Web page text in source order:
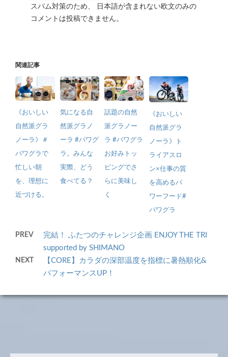
スパム対策のため、 日本語が含まれない欧文のみの
コメントは投稿できません。
関連記事
《おいしい
自然派グラ
ノーラ》＃
パワグラで
忙しい朝
を、理想に
近づける。
気になる自
然派グラノ
ーラ #パワグ
ラ。みんな
実際、どう
食べてる？
話題の自然
派グラノー
ラ #パワグラ
お好みトッ
ピングでさ
らに美味し
く
《おいしい
自然派グラ
ノーラ》ト
ライアスロ
ン×仕事の質
を高めるパ
ワーフード#
パワグラ
PREV
完結！ ふたつのチャレンジ企画 ENJOY THE TRI
supported by SHIMANO
NEXT
【CORE】カラダの深部温度を指標に暑熱順化&
パフォーマンスUP！